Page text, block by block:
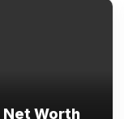
Net Worth